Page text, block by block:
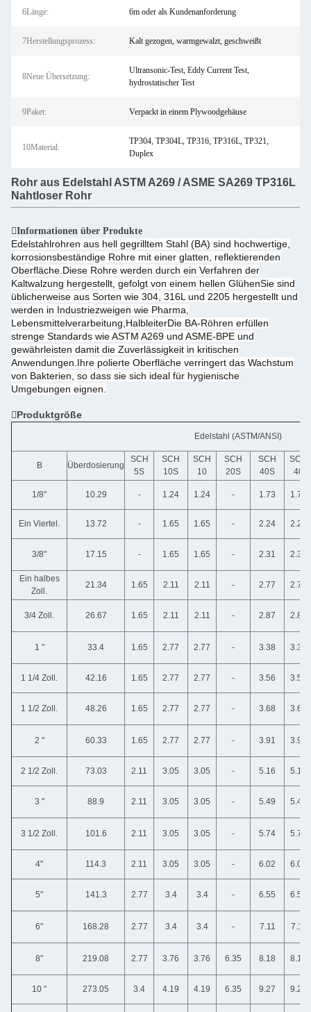
6Länge: 6m oder als Kundenanforderung
7Herstellungsprozess: Kalt gezogen, warmgewalzt, geschweißt
8Neue Übersetzung:
Ultransonic-Test, Eddy Current Test,
hydrostatischer Test
9Paket: Verpackt in einem Plywoodgehäuse
10Material:
TP304, TP304L, TP316, TP316L, TP321,
Duplex
Rohr aus Edelstahl ASTM A269 / ASME SA269 TP316L
Nahtloser Rohr
Informationen über Produkte
Edelstahlrohren aus hell gegrilltem Stahl (BA) sind hochwertige,
korrosionsbeständige Rohre mit einer glatten, reflektierenden
Oberfläche.Diese Rohre werden durch ein Verfahren der
Kaltwalzung hergestellt, gefolgt von einem hellen GlühenSie sind
üblicherweise aus Sorten wie 304, 316L und 2205 hergestellt und
werden in Industriezweigen wie Pharma,
Lebensmittelverarbeitung,HalbleiterDie BA-Röhren erfüllen
strenge Standards wie ASTM A269 und ASME-BPE und
gewährleisten damit die Zuverlässigkeit in kritischen
Anwendungen.Ihre polierte Oberfläche verringert das Wachstum
von Bakterien, so dass sie sich ideal für hygienische
Umgebungen eignen.
Produktgröße
Edelstahl (ASTM/ANSI)
B Überdosierung
SCH
5S
SCH
10S
SCH
10
SCH
20S
SCH
40S
SCH
40
1/8" 10.29 - 1.24 1.24 - 1.73 1.73
Ein Viertel. 13.72 - 1.65 1.65 - 2.24 2.24
3/8" 17.15 - 1.65 1.65 - 2.31 2.31
Ein halbes
Zoll.
21.34 1.65 2.11 2.11 - 2.77 2.77
3/4 Zoll. 26.67 1.65 2.11 2.11 - 2.87 2.87
1 " 33.4 1.65 2.77 2.77 - 3.38 3.38
1 1/4 Zoll. 42.16 1.65 2.77 2.77 - 3.56 3.56
1 1/2 Zoll. 48.26 1.65 2.77 2.77 - 3.68 3.68
2 " 60.33 1.65 2.77 2.77 - 3.91 3.91
2 1/2 Zoll. 73.03 2.11 3.05 3.05 - 5.16 5.16
3 " 88.9 2.11 3.05 3.05 - 5.49 5.49
3 1/2 Zoll. 101.6 2.11 3.05 3.05 - 5.74 5.74
4" 114.3 2.11 3.05 3.05 - 6.02 6.02
5" 141.3 2.77 3.4 3.4 - 6.55 6.55
6" 168.28 2.77 3.4 3.4 - 7.11 7.11
8" 219.08 2.77 3.76 3.76 6.35 8.18 8.18
10 " 273.05 3.4 4.19 4.19 6.35 9.27 9.27